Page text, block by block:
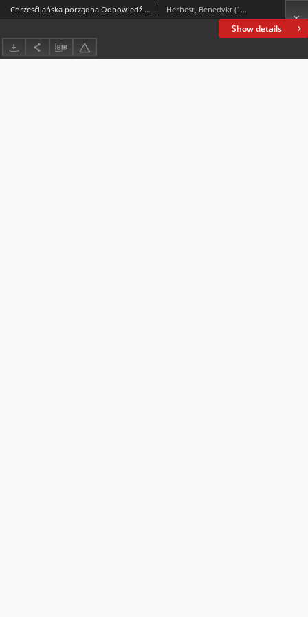
Show details
Chrzesćijańska porządna Odpowiedź na tę Confessią, ktora pod titulem Braciey Zakonu Christusowego niedawno iest wydana Herbest, Benedykt (1531-1598)